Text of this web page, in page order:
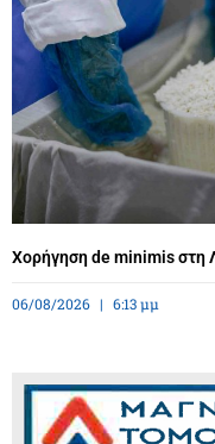
Χορήγηση de minimis στη
06/08/2026 6:13 μμ